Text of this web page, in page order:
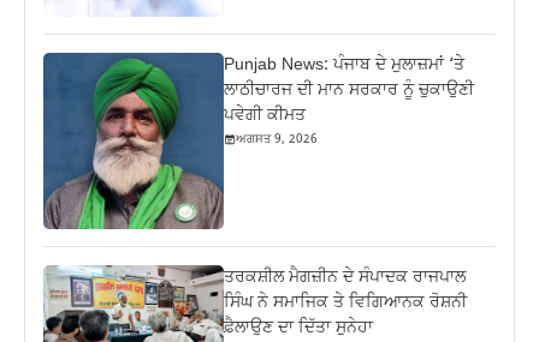
Punjab News: ਪੰਜਾਬ ਦੇ ਮੁਲਾਜ਼ਮਾਂ ‘ਤੇ
ਲਾਠੀਚਾਰਜ ਦੀ ਮਾਨ ਸਰਕਾਰ ਨੂੰ ਚੁਕਾਉਣੀ
ਪਵੇਗੀ ਕੀਮਤ
ਅਗਸਤ 9, 2026
ਤਰਕਸ਼ੀਲ ਮੈਗਜ਼ੀਨ ਦੇ ਸੰਪਾਦਕ ਰਾਜਪਾਲ
ਸਿੰਘ ਨੇ ਸਮਾਜਿਕ ਤੇ ਵਿਗਿਆਨਕ ਰੋਸ਼ਨੀ
ਫ਼ੈਲਾਉਣ ਦਾ ਦਿੱਤਾ ਸੁਨੇਹਾ